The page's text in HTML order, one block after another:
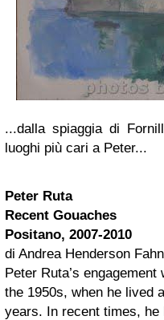
...dalla spiaggia di
luoghi più cari a Peter...
Peter Ruta
Recent Gouaches
Positano, 2007-2010
di Andrea Henderson
Peter Ruta’s
the 1950s, when he lived
years. In recent times, he